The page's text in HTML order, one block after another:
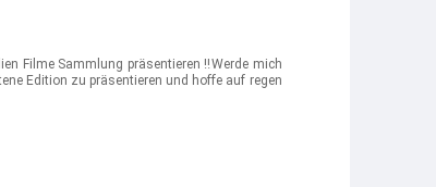
Filme Sammlung präsentieren ‼️Werde mich
Edition zu präsentieren und hoffe auf regen